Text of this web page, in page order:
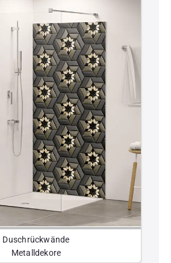
Duschrückwände
Metalldekore